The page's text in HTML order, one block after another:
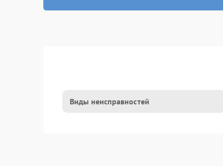
Виды неисправностей